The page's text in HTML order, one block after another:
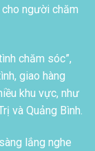
người chăm
chăm sóc”,
giao hàng
khu vực, như
và Quảng Bình.
lắng nghe